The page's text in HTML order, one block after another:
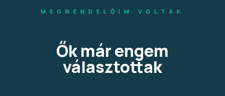
MEGRENDELŐIM VOLTAK
Ők már engem
választottak